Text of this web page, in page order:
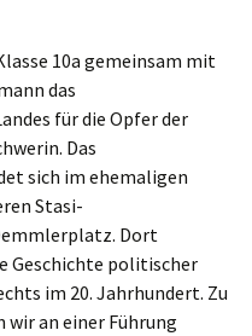
10a gemeinsam mit
das
für die Opfer der
Das
sich im ehemaligen
Stasi-
Dort
Geschichte politischer
im 20. Jahrhundert. Zu
wir an einer Führung